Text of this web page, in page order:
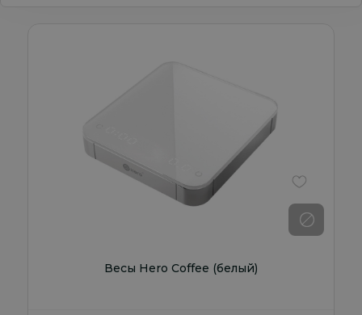
Весы Hero Coffee (белый)
В